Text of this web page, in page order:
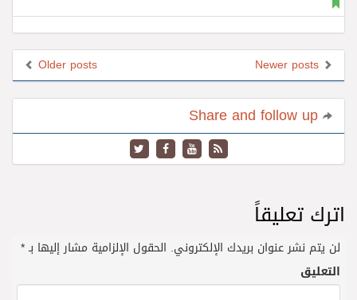
Older posts
اترك تعليقاً
لن يتم نشر عنوان بريدك الإلكتروني. الحقول الإلزامية مشار إليها بـ*
التعليق